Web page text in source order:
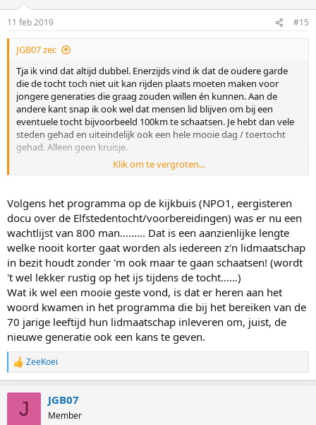
s
:
11 feb 2019 #15
JGB07 zei:
Tja ik vind dat altijd dubbel. Enerzijds vind ik dat de oudere garde
die de tocht toch niet uit kan rijden plaats moeten maken voor
jongere generaties die graag zouden willen én kunnen. Aan de
andere kant snap ik ook wel dat mensen lid blijven om bij een
eventuele tocht bijvoorbeeld 100km te schaatsen. Je hebt dan vele
steden gehad en uiteindelijk ook een hele mooie dag / toertocht
gehad. Alleen geen kruisje.
Overigens: het verkopen van je startrecht zal waarschijnlijk geen zin
mogelijkheid dat leden dat gaan doen. Ik voorzie dan ook dat
dergelijke rijders niet zullen starten. Al geldt voor jou als verkoper
natuurlijk dat je wel het geld opstrijkt en zit uiteindelijk alleen de
koper met de gebakken peren.
Klik om te vergroten...
Volgens het programma op de kijkbuis (NPO1, eergisteren
docu over de Elfstedentocht/voorbereidingen) was er nu een
wachtlijst van 800 man......... Dat is een aanzienlijke lengte
welke nooit korter gaat worden als iedereen z'n lidmaatschap
in bezit houdt zonder 'm ook maar te gaan schaatsen! (wordt
't wel lekker rustig op het ijs tijdens de tocht......)
Wat ik wel een mooie geste vond, is dat er heren aan het
woord kwamen in het programma die bij het bereiken van de
70 jarige leeftijd hun lidmaatschap inleveren om, juist, de
nieuwe generatie ook een kans te geven.
R
e
ZeeKoei
J JGB07
Member